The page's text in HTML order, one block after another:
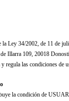
la Ley 34/2002, de 11 de
Illarra 109, 20018
regula las condiciones de
la condición de